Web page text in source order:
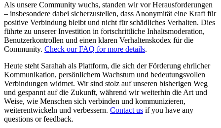
Als unsere Community wuchs, standen wir vor Herausforderungen
– insbesondere dabei sicherzustellen, dass Anonymität eine Kraft für
positive Verbindung bleibt und nicht für schädliches Verhalten. Dies
führte zu unserer Investition in fortschrittliche Inhaltsmoderation,
Benutzerkontrollen und einen klaren Verhaltenskodex für die
Community. Check our FAQ for more details.
Heute steht Sarahah als Plattform, die sich der Förderung ehrlicher
Kommunikation, persönlichem Wachstum und bedeutungsvollen
Verbindungen widmet. Wir sind stolz auf unseren bisherigen Weg
und gespannt auf die Zukunft, während wir weiterhin die Art und
Weise, wie Menschen sich verbinden und kommunizieren,
weiterentwickeln und verbessern. Contact us if you have any
questions or feedback.